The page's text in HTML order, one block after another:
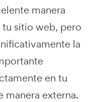
manera
tu sitio web, pero
la
en tu
manera externa.